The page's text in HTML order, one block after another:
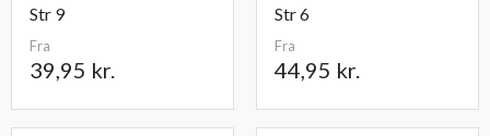
Str 9
Fra
39,95 kr.
Str 6
Fra
44,95 kr.